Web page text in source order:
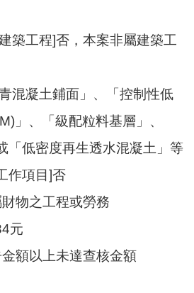
築工程]否，本案非屬建築工
混凝土鋪面」、「控制性低
」、「級配粒料基層」、
「低密度再生透水混凝土」等
作項目]否
物之工程或勞務
元
額以上未達查核金額